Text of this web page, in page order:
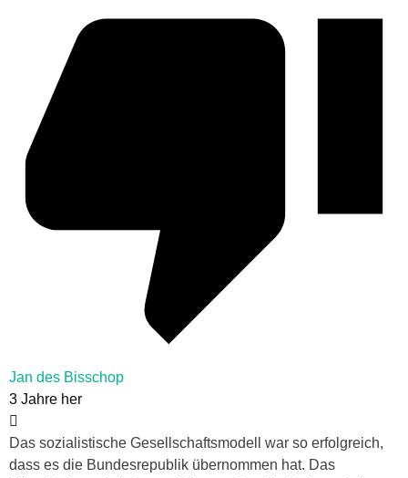
Jan des Bisschop
3 Jahre her
Das sozialistische Gesellschaftsmodell war so erfolgreich,
dass es die Bundesrepublik übernommen hat. Das